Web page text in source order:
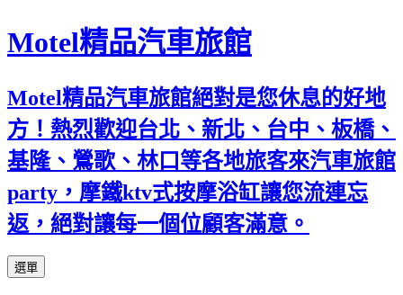
Motel精品汽車旅館
Motel精品汽車旅館絕對是您休息的好地
方！熱烈歡迎台北、新北、台中、板橋、
基隆、鶯歌、林口等各地旅客來汽車旅館
party，摩鐵ktv式按摩浴缸讓您流連忘
返，絕對讓每一個位顧客滿意。
選單